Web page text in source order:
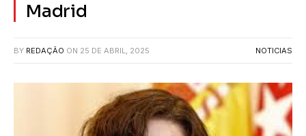
Madrid
BY REDAÇÃO ON 25 DE ABRIL, 2025 NOTICIAS